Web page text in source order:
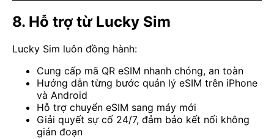
8. Hỗ trợ từ Lucky Sim
Lucky Sim luôn đồng hành:
Cung cấp mã QR eSIM nhanh chóng, an toàn
Hướng dẫn từng bước quản lý eSIM trên iPhone
và Android
Hỗ trợ chuyển eSIM sang máy mới
Giải quyết sự cố 24/7, đảm bảo kết nối không
gián đoạn